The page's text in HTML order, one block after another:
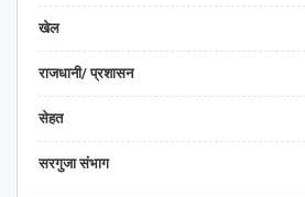
खेल
राजधानी/ प्रशासन
सेहत
सरगुजा संभाग